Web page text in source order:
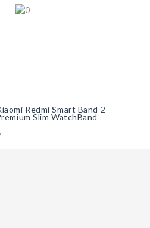
Redmi Smart Band 2
Slim WatchBand